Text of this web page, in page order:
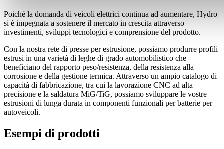
Poiché la domanda di veicoli elettrici continua ad aumentare, Hydro
si è impegnata a sostenere il mercato in crescita attraverso
investimenti, sviluppi tecnologici e comprensione del prodotto.
Con la nostra rete di presse per estrusione, possiamo produrre profili
estrusi in una varietà di leghe di grado automobilistico che
beneficiano del rapporto peso/resistenza, della resistenza alla
corrosione e della gestione termica. Attraverso un ampio catalogo di
capacità di fabbricazione, tra cui la lavorazione CNC ad alta
precisione e la saldatura MiG/TiG, possiamo sviluppare le vostre
estrusioni di lunga durata in componenti funzionali per batterie per
autoveicoli.
Esempi di prodotti